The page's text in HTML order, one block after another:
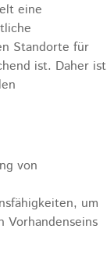
eine
Standorte für
ist. Daher ist
von
um
Vorhandenseins